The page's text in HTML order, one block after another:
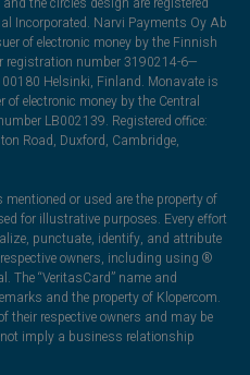
Incorporated. Narvi Payments Oy Ab
of electronic money by the Finnish
registration number 3190214-6—
Helsinki, Finland. Monavate is
electronic money by the Central
LB002139. Registered office:
Road, Duxford, Cambridge,
or used are the property of
for illustrative purposes. Every effort
punctuate, identify, and attribute
owners, including using ®
The “VeritasCard” name and
and the property of Klopercom.
their respective owners and may be
imply a business relationship